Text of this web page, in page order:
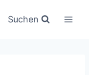
Suchen